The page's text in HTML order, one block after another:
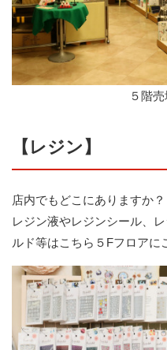
５階
【レジン】
店内でもどこにありますか
レジン液やレジンシール、
ルド等はこちら５Fフロアに